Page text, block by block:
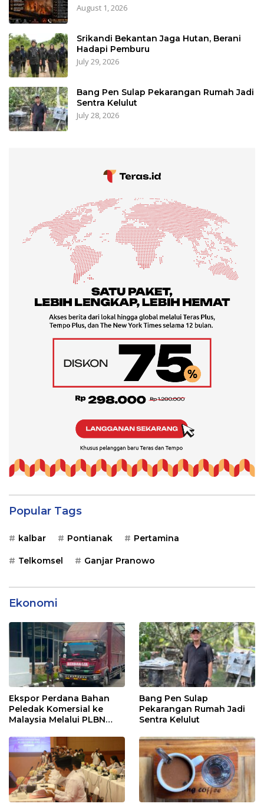
August 1, 2026
Srikandi Bekantan Jaga Hutan, Berani
Hadapi Pemburu
July 29, 2026
Bang Pen Sulap Pekarangan Rumah Jadi
Sentra Kelulut
July 28, 2026
Popular Tags
kalbar Pontianak Pertamina
Telkomsel Ganjar Pranowo
Ekonomi
Ekspor Perdana Bahan
Peledak Komersial ke
Malaysia Melalui PLBN
Bang Pen Sulap
Pekarangan Rumah Jadi
Sentra Kelulut